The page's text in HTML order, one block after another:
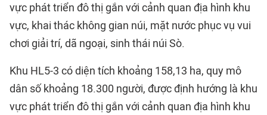
vực phát triển đô thị gắn với cảnh quan địa hình khu
vực, khai thác không gian núi, mặt nước phục vụ vui
chơi giải trí, dã ngoại, sinh thái núi Sò.
Khu HL5-3 có diện tích khoảng 158,13 ha, quy mô
dân số khoảng 18.300 người, được định hướng là khu
vực phát triển đô thị gắn với cảnh quan địa hình khu